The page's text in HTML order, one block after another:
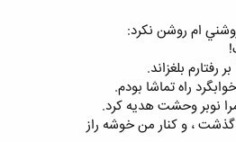
ام روشن نكرد:
رفتارم بلغزاند.
راه تماشا بودم‌.
نوبر وحشت هديه كرد.
، و كنار من خوشه راز